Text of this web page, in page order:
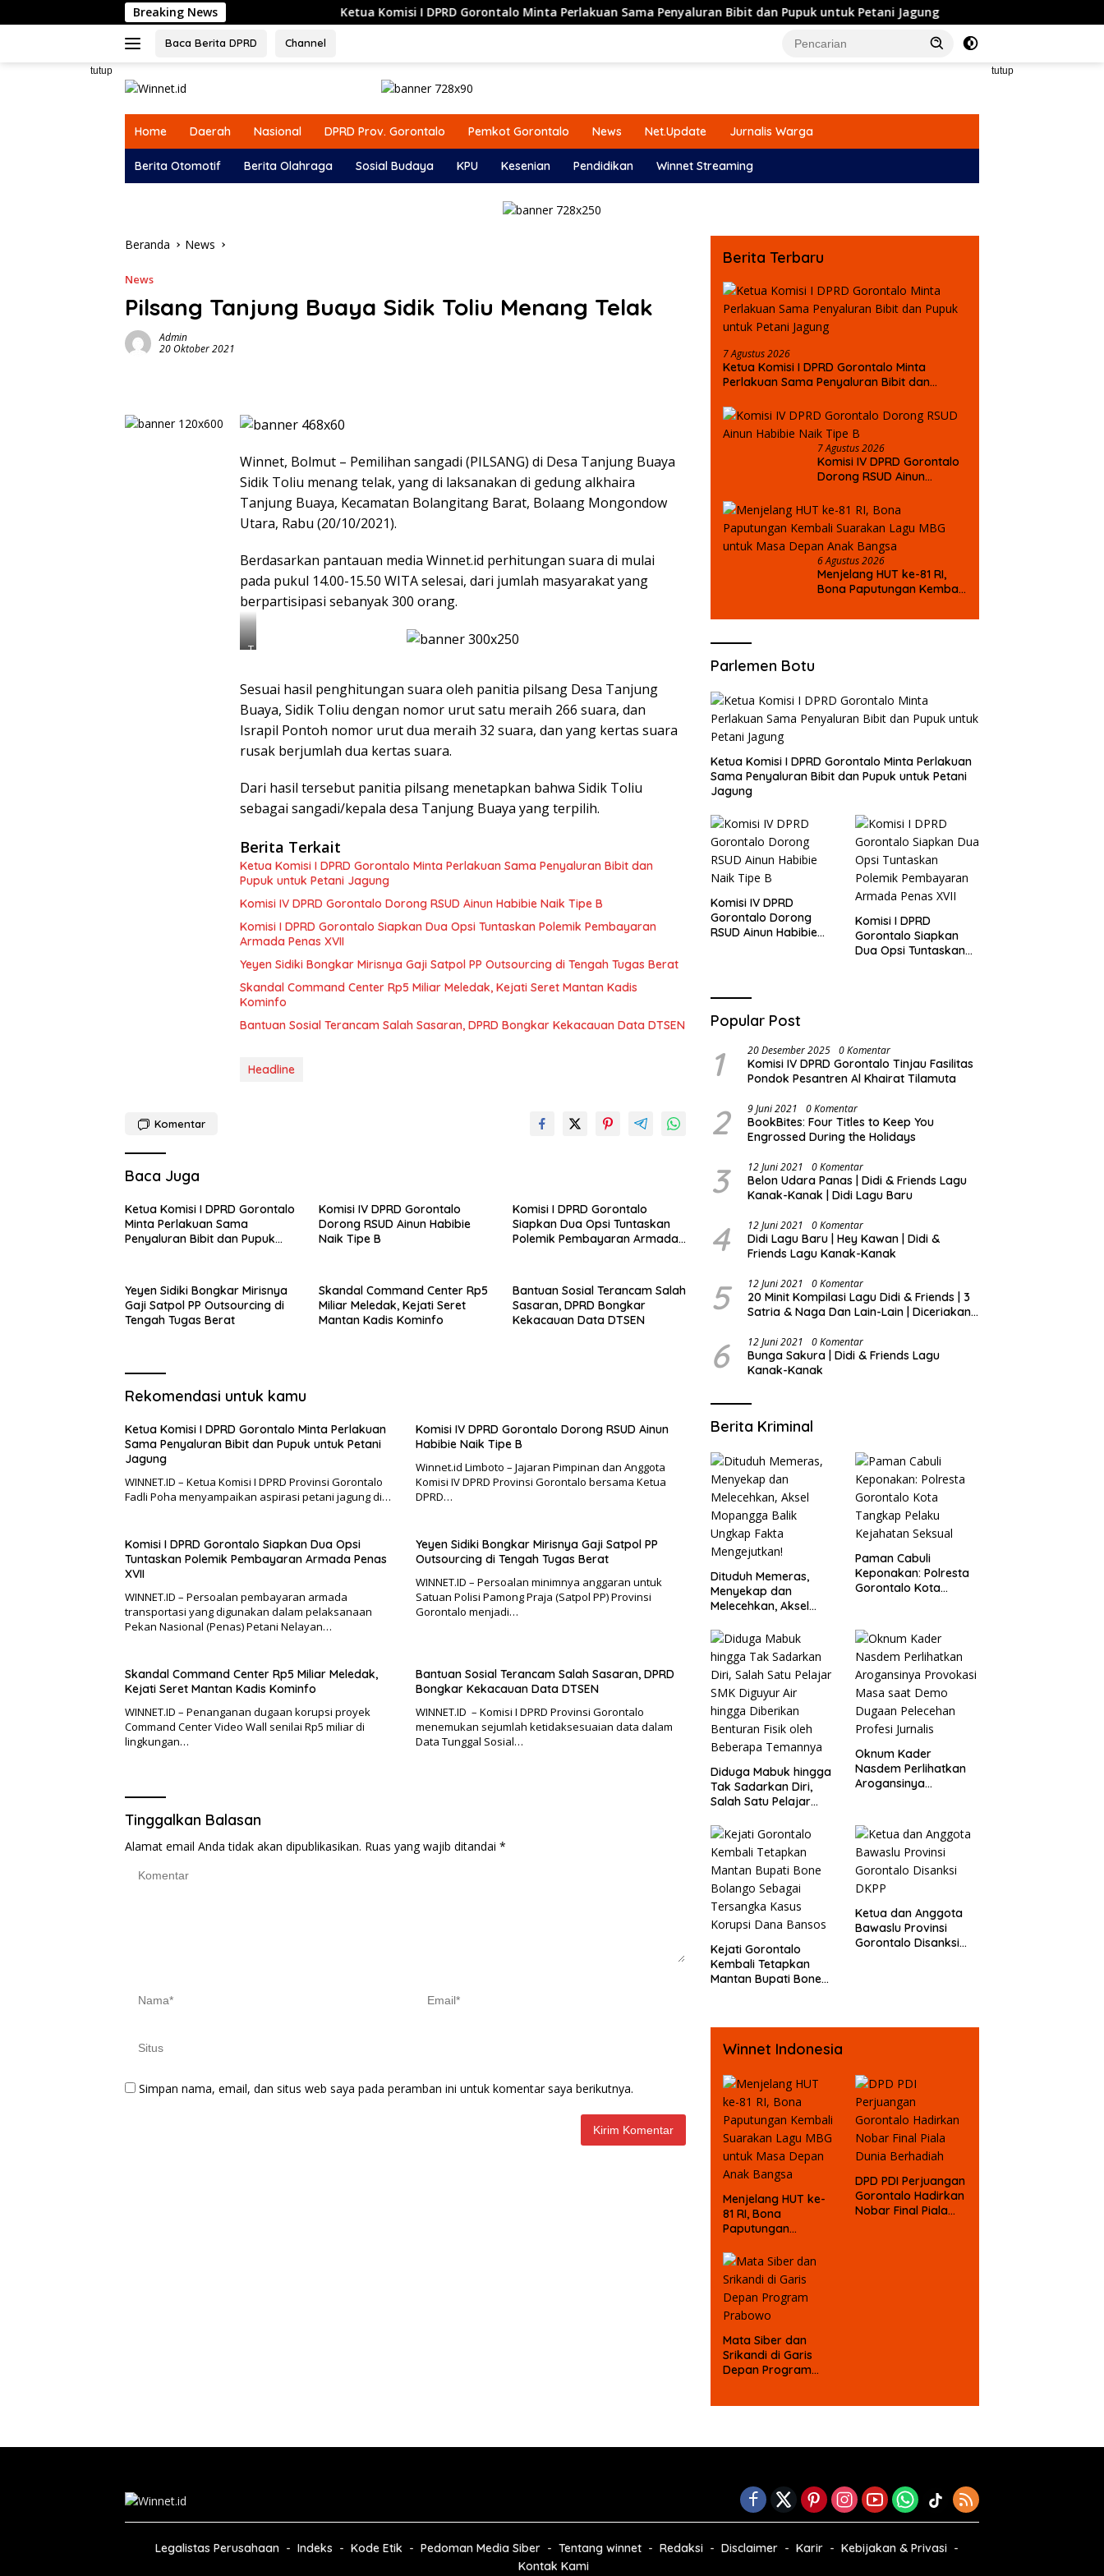
ke
Breaking News Ketua Komisi I DPRD Gorontalo Minta Perlakuan Sama Penyaluran Bibit dan Pupuk untuk Petani Jagung Komisi IV DPRD Gorontalo
Baca Berita DPRD Channel
tutup tutup
Home Daerah Nasional DPRD Prov. Gorontalo Pemkot Gorontalo News Net.Update Jurnalis Warga
Berita Otomotif Berita Olahraga Sosial Budaya KPU Kesenian Pendidikan Winnet Streaming
Beranda News
News
Pilsang Tanjung Buaya Sidik Toliu Menang Telak
Admin
20 Oktober 2021
Winnet, Bolmut – Pemilihan sangadi (PILSANG) di Desa Tanjung Buaya
Sidik Toliu menang telak, yang di laksanakan di gedung alkhaira
Tanjung Buaya, Kecamatan Bolangitang Barat, Bolaang Mongondow
Utara, Rabu (20/10/2021).
Berdasarkan pantauan media Winnet.id perhitungan suara di mulai
pada pukul 14.00-15.50 WITA selesai, dari jumlah masyarakat yang
berpartisipasi sebanyak 300 orang.
T
p
k
h
s
l
p
e
i
u
n
g
a
n
s
a
a
p
l
n
n
g
B
a
.
J
f
r
y
Sesuai hasil penghitungan suara oleh panitia pilsang Desa Tanjung
Buaya, Sidik Toliu dengan nomor urut satu meraih 266 suara, dan
Israpil Pontoh nomor urut dua meraih 32 suara, dan yang kertas suara
rusak berjumlah dua kertas suara.
Dari hasil tersebut panitia pilsang menetapkan bahwa Sidik Toliu
sebagai sangadi/kepala desa Tanjung Buaya yang terpilih.
Berita Terkait
Ketua Komisi I DPRD Gorontalo Minta Perlakuan Sama Penyaluran Bibit dan
Pupuk untuk Petani Jagung
Komisi IV DPRD Gorontalo Dorong RSUD Ainun Habibie Naik Tipe B
Komisi I DPRD Gorontalo Siapkan Dua Opsi Tuntaskan Polemik Pembayaran
Armada Penas XVII
Yeyen Sidiki Bongkar Mirisnya Gaji Satpol PP Outsourcing di Tengah Tugas Berat
Skandal Command Center Rp5 Miliar Meledak, Kejati Seret Mantan Kadis
Kominfo
Bantuan Sosial Terancam Salah Sasaran, DPRD Bongkar Kekacauan Data DTSEN
Headline
Komentar
Baca Juga
Ketua Komisi I DPRD Gorontalo
Minta Perlakuan Sama
Penyaluran Bibit dan Pupuk
Komisi IV DPRD Gorontalo
Dorong RSUD Ainun Habibie
Naik Tipe B
Komisi I DPRD Gorontalo
Siapkan Dua Opsi Tuntaskan
Polemik Pembayaran Armada
Yeyen Sidiki Bongkar Mirisnya
Gaji Satpol PP Outsourcing di
Tengah Tugas Berat
Skandal Command Center Rp5
Miliar Meledak, Kejati Seret
Mantan Kadis Kominfo
Bantuan Sosial Terancam Salah
Sasaran, DPRD Bongkar
Kekacauan Data DTSEN
Rekomendasi untuk kamu
Ketua Komisi I DPRD Gorontalo Minta Perlakuan
Sama Penyaluran Bibit dan Pupuk untuk Petani
Jagung
WINNET.ID – Ketua Komisi I DPRD Provinsi Gorontalo
Fadli Poha menyampaikan aspirasi petani jagung di…
Komisi IV DPRD Gorontalo Dorong RSUD Ainun
Habibie Naik Tipe B
Winnet.id Limboto – Jajaran Pimpinan dan Anggota
Komisi IV DPRD Provinsi Gorontalo bersama Ketua
DPRD…
Komisi I DPRD Gorontalo Siapkan Dua Opsi
Tuntaskan Polemik Pembayaran Armada Penas
XVII
WINNET.ID – Persoalan pembayaran armada
transportasi yang digunakan dalam pelaksanaan
Pekan Nasional (Penas) Petani Nelayan…
Yeyen Sidiki Bongkar Mirisnya Gaji Satpol PP
Outsourcing di Tengah Tugas Berat
WINNET.ID – Persoalan minimnya anggaran untuk
Satuan Polisi Pamong Praja (Satpol PP) Provinsi
Gorontalo menjadi…
Skandal Command Center Rp5 Miliar Meledak,
Kejati Seret Mantan Kadis Kominfo
WINNET.ID – Penanganan dugaan korupsi proyek
Command Center Video Wall senilai Rp5 miliar di
lingkungan…
Bantuan Sosial Terancam Salah Sasaran, DPRD
Bongkar Kekacauan Data DTSEN
WINNET.ID – Komisi I DPRD Provinsi Gorontalo
menemukan sejumlah ketidaksesuaian data dalam
Data Tunggal Sosial…
Tinggalkan Balasan
Alamat email Anda tidak akan dipublikasikan. Ruas yang wajib ditandai *
Simpan nama, email, dan situs web saya pada peramban ini untuk komentar saya berikutnya.
Berita Terbaru
7 Agustus 2026
Ketua Komisi I DPRD Gorontalo Minta
Perlakuan Sama Penyaluran Bibit dan
7 Agustus 2026
Komisi IV DPRD Gorontalo
Dorong RSUD Ainun
6 Agustus 2026
Menjelang HUT ke-81 RI,
Bona Paputungan Kembali
Masa Depan Anak Bangsa
Parlemen Botu
Ketua Komisi I DPRD Gorontalo Minta Perlakuan
Sama Penyaluran Bibit dan Pupuk untuk Petani
Jagung
Komisi IV DPRD
Gorontalo Dorong
RSUD Ainun Habibie
Komisi I DPRD
Gorontalo Siapkan
Dua Opsi Tuntaskan
Popular Post
1 20 Desember 2025 0 Komentar
Komisi IV DPRD Gorontalo Tinjau Fasilitas
Pondok Pesantren Al Khairat Tilamuta
2 9 Juni 2021 0 Komentar
BookBites: Four Titles to Keep You
Engrossed During the Holidays
3 12 Juni 2021 0 Komentar
Belon Udara Panas | Didi & Friends Lagu
Kanak-Kanak | Didi Lagu Baru
4 12 Juni 2021 0 Komentar
Didi Lagu Baru | Hey Kawan | Didi &
Friends Lagu Kanak-Kanak
5 12 Juni 2021 0 Komentar
20 Minit Kompilasi Lagu Didi & Friends | 3
Satria & Naga Dan Lain-Lain | Diceriakan
6 12 Juni 2021 0 Komentar
Bunga Sakura | Didi & Friends Lagu
Kanak-Kanak
Berita Kriminal
Dituduh Memeras,
Menyekap dan
Melecehkan, Aksel
Ungkap Fakta
Mengejutkan!
Paman Cabuli
Keponakan: Polresta
Gorontalo Kota
Diduga Mabuk hingga
Tak Sadarkan Diri,
Salah Satu Pelajar
hingga Diberikan
Benturan Fisik oleh
Beberapa Temannya
Oknum Kader
Nasdem Perlihatkan
Arogansinya
Pelecehan Profesi
Jurnalis
Kejati Gorontalo
Kembali Tetapkan
Mantan Bupati Bone
Ketua dan Anggota
Bawaslu Provinsi
Gorontalo Disanksi
Winnet Indonesia
Menjelang HUT ke-
81 RI, Bona
Paputungan
Lagu MBG untuk
Masa Depan Anak
Bangsa
DPD PDI Perjuangan
Gorontalo Hadirkan
Nobar Final Piala
Mata Siber dan
Srikandi di Garis
Depan Program
Legalistas Perusahaan Indeks Kode Etik Pedoman Media Siber Tentang winnet Redaksi Disclaimer Karir
Kebijakan & Privasi
Kontak Kami